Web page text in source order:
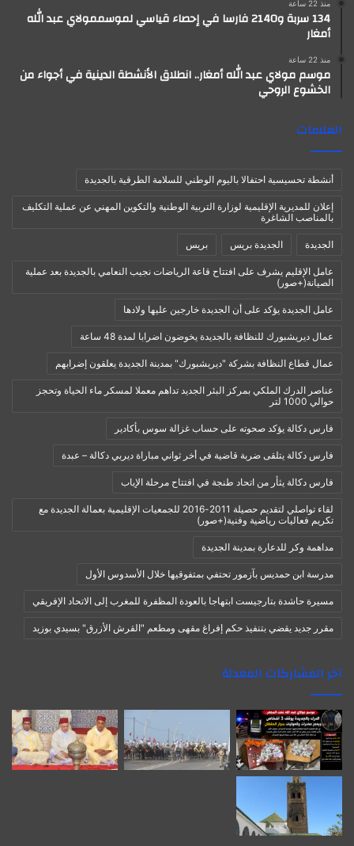
منذ 22 ساعة
134 سربة و2140 فارسا في إحصاء قياسي لموسممولاي عبد الله
أمغار
منذ 22 ساعة
موسم مولاي عبد الله أمغار.. انطلاق الأنشطة الدينية في أجواء من
الخشوع الروحي
العلامات
أنشطة تحسيسية احتفالا باليوم الوطني للسلامة الطرقية بالجديدة
إعلان للمديرية الإقليمية لوزارة التربية الوطنية والتكوين المهني عن عملية التكليف
بالمناصب الشاغرة
الجديدة الجديدة بريس بريس
عامل الإقليم يشرف على افتتاح قاعة الرياضات نجيب النعامي بالجديدة بعد عملية
الصيانة(+صور)
عامل الجديدة يؤكد على أن الجديدة خارجين عليها ولادها
عمال ديريشبورك للنظافة بالجديدة يخوضون اضرابا لمدة 48 ساعة
عمال قطاع النظافة بشركة "ديريشبورك" بمدينة الجديدة يعلقون إضرابهم
عناصر الدرك الملكي بمركز البئر الجديد تداهم معملا لمسكر ماء الحياة وتحجز
حوالي 1000 لتر
فارس دكالة يؤكد صحوته على حساب غزالة سوس بأكادير
فارس دكالة يتلقى ضربة قاضية في أخر ثواني مباراة ديربي دكالة – عبدة
فارس دكالة يثأر من اتحاد طنجة في افتتاح مرحلة الإياب
لقاء تواصلي لتقديم حصيلة 2011-2016 للجمعيات الإقليمية بعمالة الجديدة مع
تكريم فعاليات رياضية وفنية(+صور)
مداهمة وكر للدعارة بمدينة الجديدة
مدرسة ابن حمديس بآزمور تحتفي بمتفوقيها خلال الأسدوس الأول
مسيرة حاشدة بتارجيست ابتهاجا بالعودة المظفرة للمغرب إلى الاتحاد الإفريقي
مقرر جديد يقضي بتنفيذ حكم إفراغ مقهى ومطعم "القرش الأزرق" بسيدي بوزيد
آخر المشاركات المعدلة